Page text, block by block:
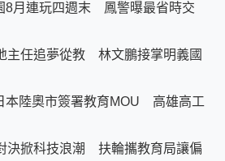
8月連玩四週末 鳳警曝最省時交
主任追夢從教 林文鵬接掌明義國
本陸奧市簽署教育MOU 高雄高工
決掀科技浪潮 扶輪攜教育局讓偏